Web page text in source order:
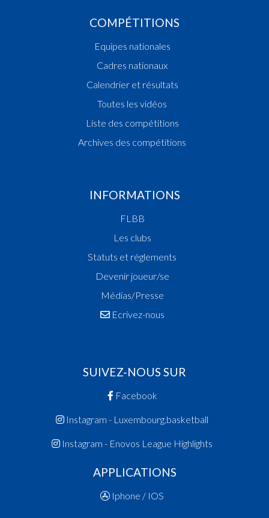
COMPÉTITIONS
Equipes nationales
Cadres nationaux
Calendrier et résultats
Toutes les vidéos
Liste des compétitions
Archives des compétitions
INFORMATIONS
FLBB
Les clubs
Statuts et réglements
Devenir joueur/se
Médias/Presse
Ecrivez-nous
SUIVEZ-NOUS SUR
Facebook
Instagram - Luxembourg.basketball
Instagram - Enovos League Highlights
APPLICATIONS
Iphone / IOS